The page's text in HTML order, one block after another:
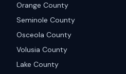
Orange County
Seminole County
Osceola County
Volusia County
Lake County